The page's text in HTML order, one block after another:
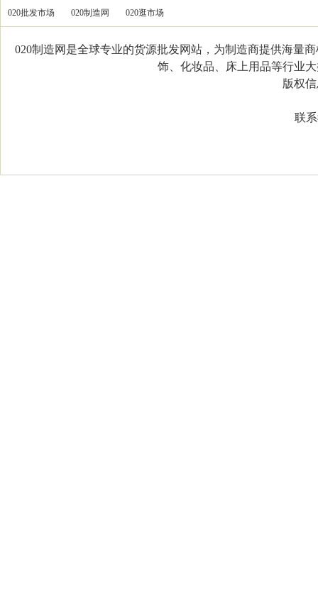
020批发市场 020制造网 020逛市场
020制造网是全球专业的货源批发网站，为制造商提供海量
饰、化妆品、床上用品等行业
版权信
联